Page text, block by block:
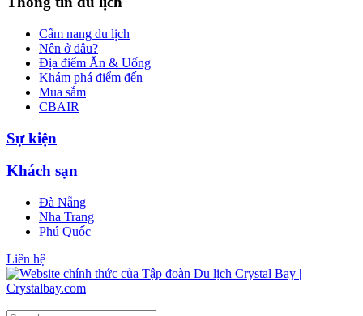
Cẩm nang du lịch
Nên ở đâu?
Địa điểm Ăn & Uống
Khám phá điểm đến
Mua sắm
CBAIR
Sự kiện
Khách sạn
Đà Nẵng
Nha Trang
Phú Quốc
Liên hệ